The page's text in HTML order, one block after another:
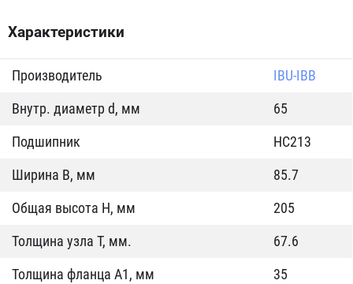
Характеристики
Производитель
IBU-IBB
Внутр. диаметр d, мм
65
Подшипник
HC213
Ширина B, мм
85.7
Общая высота H, мм
205
Толщина узла T, мм.
67.6
Толщина фланца А1, мм
35